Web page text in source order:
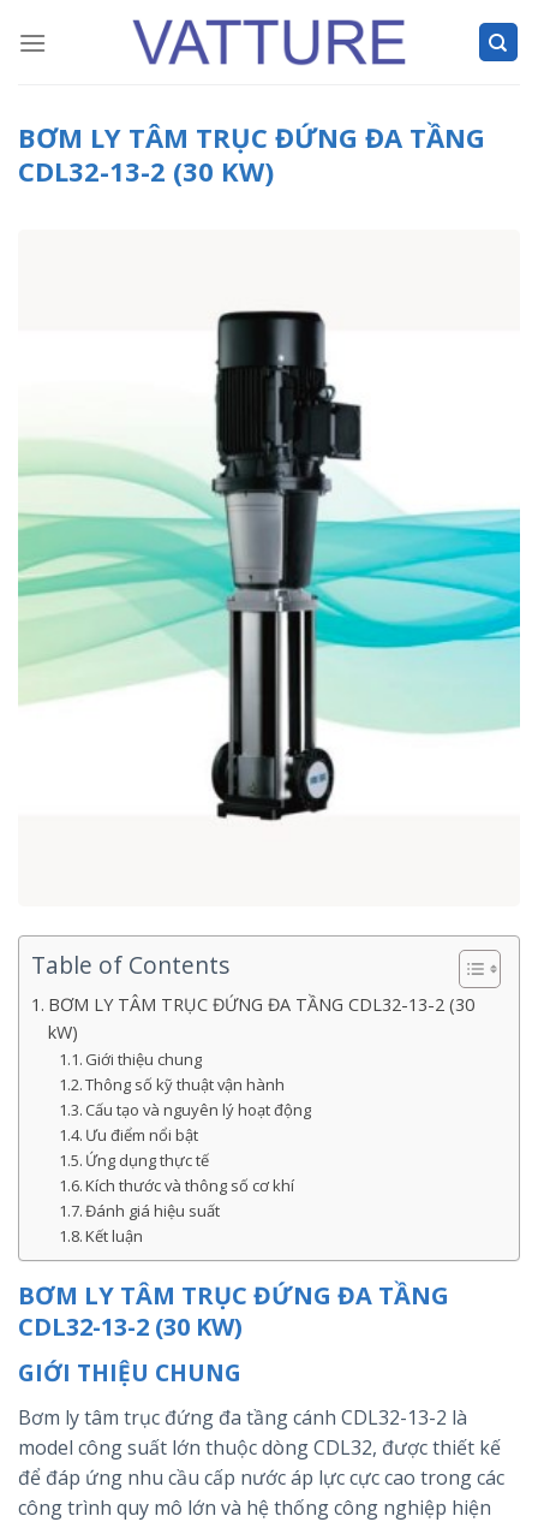
BƠM LY TÂM TRỤC ĐỨNG ĐA TẦNG
CDL32-13-2 (30 KW)
Table of Contents
BƠM LY TÂM TRỤC ĐỨNG ĐA TẦNG CDL32-13-2 (30
kW)
Giới thiệu chung
Thông số kỹ thuật vận hành
Cấu tạo và nguyên lý hoạt động
Ưu điểm nổi bật
Ứng dụng thực tế
Kích thước và thông số cơ khí
Đánh giá hiệu suất
Kết luận
BƠM LY TÂM TRỤC ĐỨNG ĐA TẦNG
CDL32-13-2 (30 KW)
GIỚI THIỆU CHUNG
Bơm ly tâm trục đứng đa tầng cánh CDL32-13-2 là
model công suất lớn thuộc dòng CDL32, được thiết kế
để đáp ứng nhu cầu cấp nước áp lực cực cao trong các
công trình quy mô lớn và hệ thống công nghiệp hiện